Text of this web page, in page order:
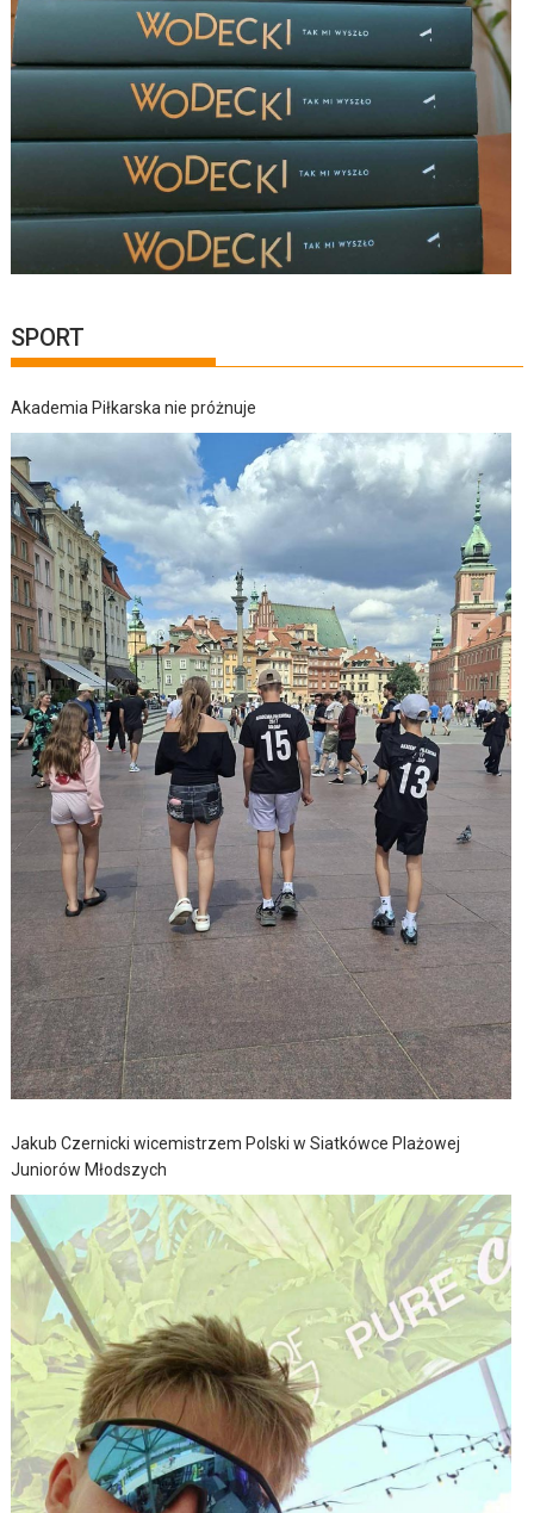
SPORT
Akademia Piłkarska nie próżnuje
Jakub Czernicki wicemistrzem Polski w Siatkówce Plażowej
Juniorów Młodszych